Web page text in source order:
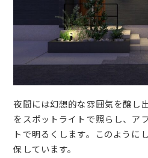
夜間には幻想的な雰囲気を醸し
をスポットライトで照らし、ア
トで明るくします。このように
保しています。